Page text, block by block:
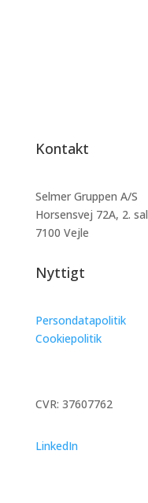
Kontakt
Selmer Gruppen A/S
Horsensvej 72A, 2. sal
7100 Vejle
Nyttigt
Persondatapolitik
Cookiepolitik
CVR: 37607762
LinkedIn